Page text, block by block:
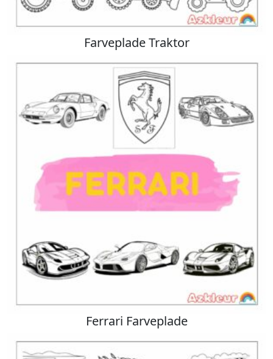
Farveplade Traktor
Ferrari Farveplade